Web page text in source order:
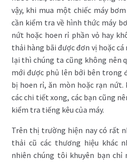
vậy, khi mua một chiếc máy
cần kiểm tra về hình thức máy
nứt hoặc hoen rỉ phần vỏ hay
thải hàng bãi được đơn vị hoặc
lại thì chúng ta cũng không nên
mới được phủ lên bởi bên trong
bị hoen rỉ, ăn mòn hoặc rạn nứt.
các chi tiết xong, các bạn cũng
kiểm tra tiếng kêu của máy.
Trên thị trường hiện nay có rất
thải cũ các thương hiệu khác
nhiên chúng tôi khuyên bạn chỉ